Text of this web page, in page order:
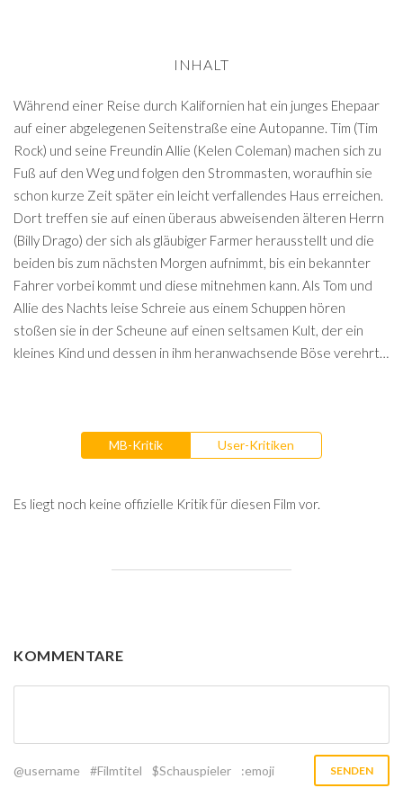
INHALT
Während einer Reise durch Kalifornien hat ein junges Ehepaar
auf einer abgelegenen Seitenstraße eine Autopanne. Tim (Tim
Rock) und seine Freundin Allie (Kelen Coleman) machen sich zu
Fuß auf den Weg und folgen den Strommasten, woraufhin sie
schon kurze Zeit später ein leicht verfallendes Haus erreichen.
Dort treffen sie auf einen überaus abweisenden älteren Herrn
(Billy Drago) der sich als gläubiger Farmer herausstellt und die
beiden bis zum nächsten Morgen aufnimmt, bis ein bekannter
Fahrer vorbei kommt und diese mitnehmen kann. Als Tom und
Allie des Nachts leise Schreie aus einem Schuppen hören
stoßen sie in der Scheune auf einen seltsamen Kult, der ein
kleines Kind und dessen in ihm heranwachsende Böse verehrt…
MB-Kritik User-Kritiken
Es liegt noch keine offizielle Kritik für diesen Film vor.
KOMMENTARE
@username #Filmtitel $Schauspieler :emoji